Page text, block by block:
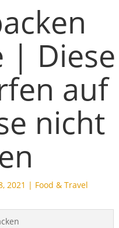
| Diese
auf
nicht
2021 | Food & Travel